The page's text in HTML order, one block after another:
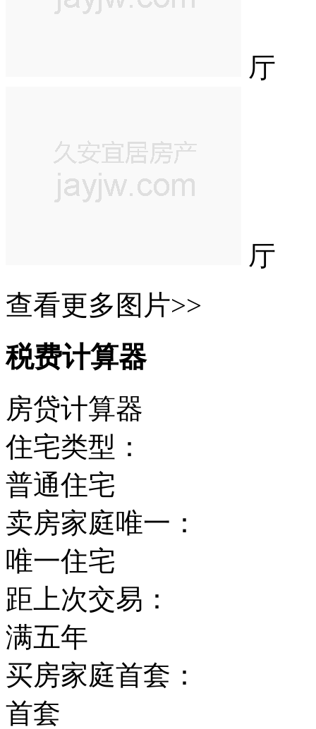
厅
厅
查看更多图片>>
税费计算器
房贷计算器
住宅类型：
普通住宅
卖房家庭唯一：
唯一住宅
距上次交易：
满五年
买房家庭首套：
首套